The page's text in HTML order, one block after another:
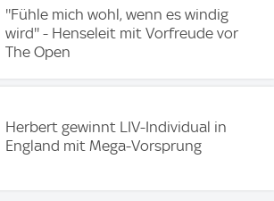
''Fühle mich wohl, wenn es windig
wird'' - Henseleit mit Vorfreude vor
The Open
Herbert gewinnt LIV-Individual in
England mit Mega-Vorsprung